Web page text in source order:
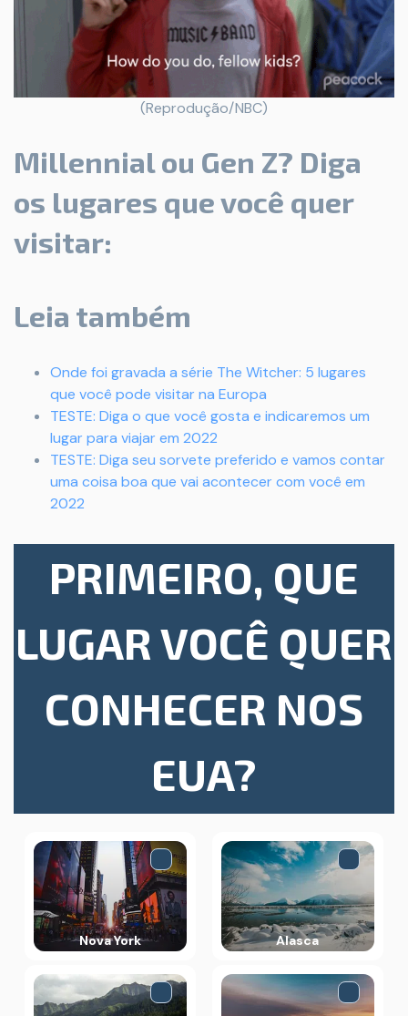
(Reprodução/NBC)
Millennial ou Gen Z? Diga
os lugares que você quer
visitar:
Leia também
Onde foi gravada a série The Witcher: 5 lugares
que você pode visitar na Europa
TESTE: Diga o que você gosta e indicaremos um
lugar para viajar em 2022
TESTE: Diga seu sorvete preferido e vamos contar
uma coisa boa que vai acontecer com você em
2022
PRIMEIRO, QUE
LUGAR VOCÊ QUER
CONHECER NOS
EUA?
Nova York Alasca